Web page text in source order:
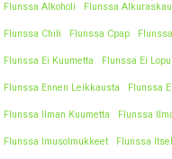
Flunssa Alkoholi Flunssa
Flunssa Chili Flunssa Cpap
Flunssa Ei Kuumetta Flunssa Ei Lopu
Flunssa Ennen Leikkausta Flunssa
Flunssa Ilman Kuumetta Flunssa
Flunssa Imusolmukkeet Flunssa